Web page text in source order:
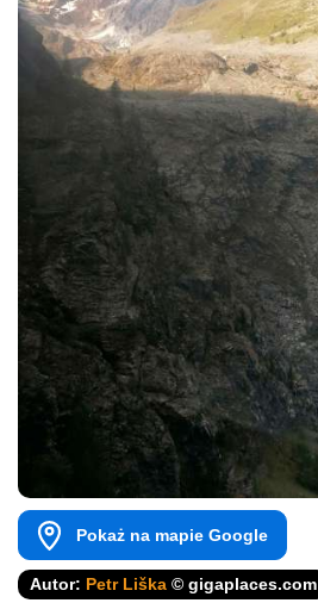
Pokaż na mapie Google
Autor: Petr Liška © gigaplaces.com